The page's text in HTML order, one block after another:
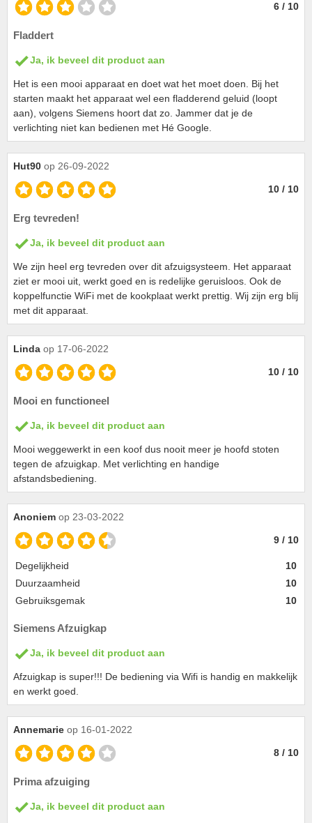
6 / 10
Fladdert
Ja, ik beveel dit product aan
Het is een mooi apparaat en doet wat het moet doen. Bij het
starten maakt het apparaat wel een fladderend geluid (loopt
aan), volgens Siemens hoort dat zo. Jammer dat je de
verlichting niet kan bedienen met Hé Google.
Hut90 op 26-09-2022
10 / 10
Erg tevreden!
Ja, ik beveel dit product aan
We zijn heel erg tevreden over dit afzuigsysteem. Het apparaat
ziet er mooi uit, werkt goed en is redelijke geruisloos. Ook de
koppelfunctie WiFi met de kookplaat werkt prettig. Wij zijn erg blij
met dit apparaat.
Linda op 17-06-2022
10 / 10
Mooi en functioneel
Ja, ik beveel dit product aan
Mooi weggewerkt in een koof dus nooit meer je hoofd stoten
tegen de afzuigkap. Met verlichting en handige
afstandsbediening.
Anoniem op 23-03-2022
9 / 10
Degelijkheid
10
Duurzaamheid
10
Gebruiksgemak
10
Siemens Afzuigkap
Ja, ik beveel dit product aan
Afzuigkap is super!!! De bediening via Wifi is handig en makkelijk
en werkt goed.
Annemarie op 16-01-2022
8 / 10
Prima afzuiging
Ja, ik beveel dit product aan